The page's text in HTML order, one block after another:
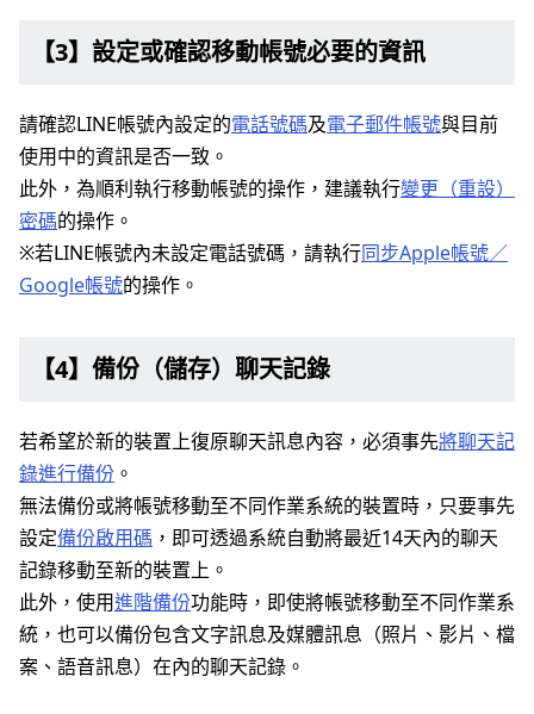
【3】設定或確認移動帳號必要的資訊
請確認LINE帳號內設定的電話號碼及電子郵件帳號與目前
使用中的資訊是否一致。
此外，為順利執行移動帳號的操作，建議執行變更（重設）
密碼的操作。
※若LINE帳號內未設定電話號碼，請執行同步Apple帳號／
Google帳號的操作。
【4】備份（儲存）聊天記錄
若希望於新的裝置上復原聊天訊息內容，必須事先將聊天記
錄進行備份 。
無法備份或將帳號移動至不同作業系統的裝置時，只要事先
設定備份啟用碼 ，即可透過系統自動將最近14天內的聊天
記錄移動至新的裝置上。
此外，使用進階備份功能時，即使將帳號移動至不同作業系
統，也可以備份包含文字訊息及媒體訊息（照片、影片、檔
案、語音訊息）在內的聊天記錄。